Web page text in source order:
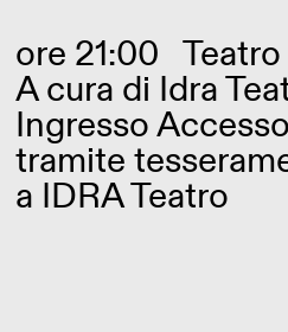
ore 21:00
A cura di Idra
Ingresso
tramite
a IDRA Teatro